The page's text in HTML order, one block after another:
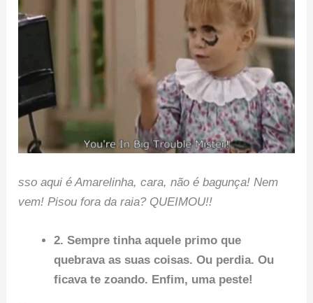
sso aqui é Amarelinha, cara, não é bagunça! Nem
vem! Pisou fora da raia? QUEIMOU!!
2. Sempre tinha aquele primo que
quebrava as suas coisas. Ou perdia. Ou
ficava te zoando. Enfim, uma peste!